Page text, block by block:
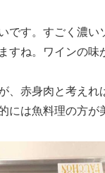
です。すごく濃い
すね。ワインの味
、赤身肉と考えれ
には魚料理の方が